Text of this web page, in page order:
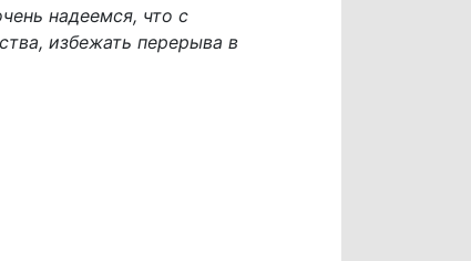
надеемся, что с
избежать перерыва в